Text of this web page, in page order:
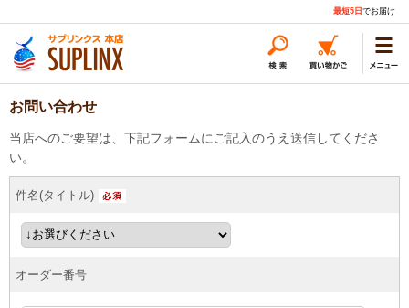
最短5日 でお届け
お問い合わせ
当店へのご要望は、下記フォームにご記入のうえ送信してくださ
い。
件名(タイトル)
オーダー番号